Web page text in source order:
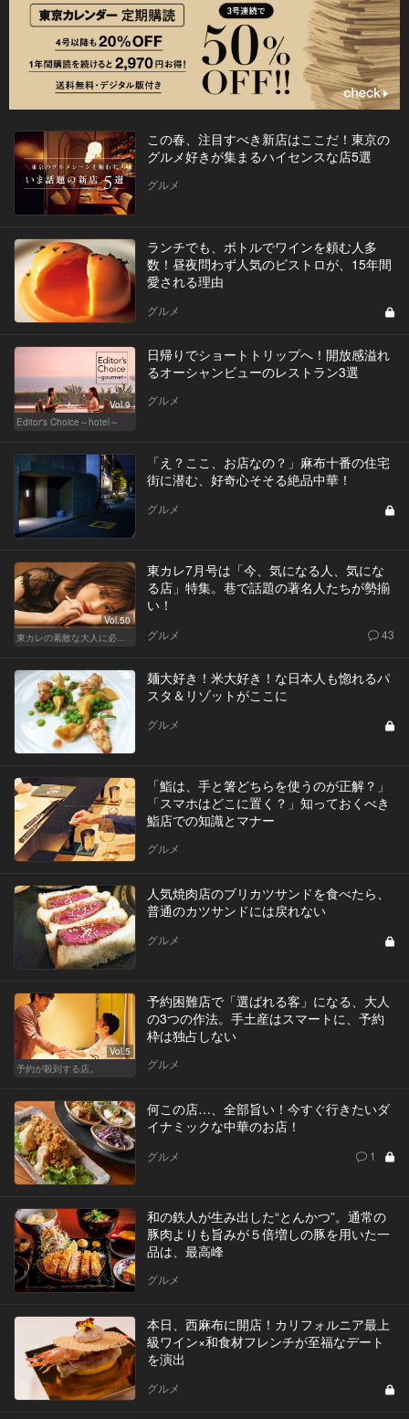
この春、注目すべき新店はここだ！東京の
グルメ好きが集まるハイセンスな店5選
グルメ
ランチでも、ボトルでワインを頼む人多
数！昼夜問わず人気のビストロが、15年間
愛される理由
グルメ
Vol.9
Editor's Choice～hotel～
日帰りでショートトリップへ！開放感溢れ
るオーシャンビューのレストラン3選
グルメ
「え？ここ、お店なの？」麻布十番の住宅
街に潜む、好奇心そそる絶品中華！
グルメ
Vol.50
東カレ7月号は「今、気になる人、気にな
る店」特集。巷で話題の著名人たちが勢揃
い！
グルメ 43
麺大好き！米大好き！な日本人も惚れるパ
スタ＆リゾットがここに
グルメ
「鮨は、手と箸どちらを使うのが正解？」
「スマホはどこに置く？」知っておくべき
鮨店での知識とマナー
グルメ
人気焼肉店のブリカツサンドを食べたら、
普通のカツサンドには戻れない
グルメ
Vol.5
予約が殺到する店。
予約困難店で「選ばれる客」になる、大人
の3つの作法。手土産はスマートに、予約
枠は独占しない
グルメ
何この店…、全部旨い！今すぐ行きたいダ
イナミックな中華のお店！
グルメ 1
和の鉄人が生み出した“とんかつ”。通常の
豚肉よりも旨みが５倍増しの豚を用いた一
品は、最高峰
グルメ
本日、西麻布に開店！カリフォルニア最上
級ワイン×和食材フレンチが至福なデート
を演出
グルメ